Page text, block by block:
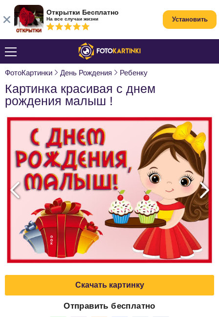
ФотоКартинки День Рождения Ребенку
Картинка красивая с днем
рождения малыш !
Скачать картинку
Отправить бесплатно
Открытки Бесплатно
На все случаи жизни Установить